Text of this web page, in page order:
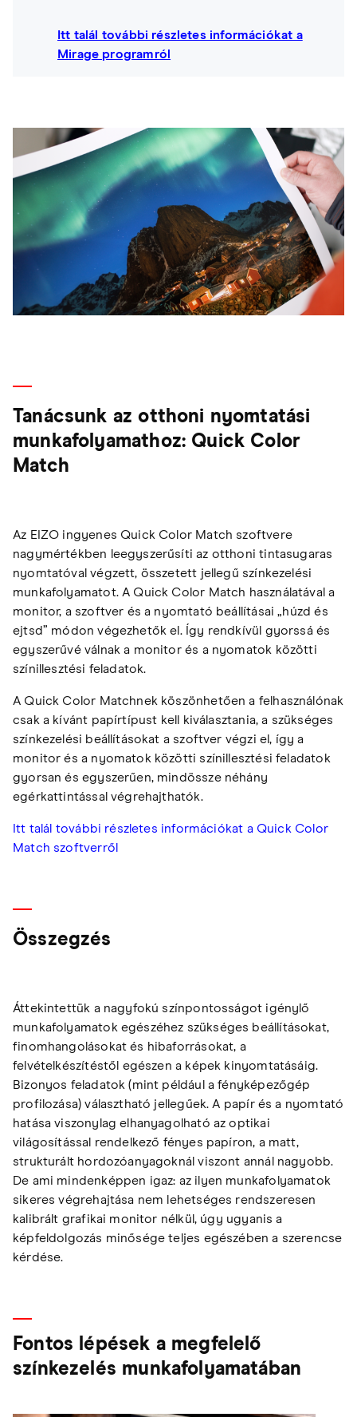
Itt talál további részletes információkat a
Mirage programról
Tanácsunk az otthoni nyomtatási
munkafolyamathoz: Quick Color
Match
Az EIZO ingyenes Quick Color Match szoftvere
nagymértékben leegyszerűsíti az otthoni tintasugaras
nyomtatóval végzett, összetett jellegű színkezelési
munkafolyamatot. A Quick Color Match használatával a
monitor, a szoftver és a nyomtató beállításai „húzd és
ejtsd” módon végezhetők el. Így rendkívül gyorssá és
egyszerűvé válnak a monitor és a nyomatok közötti
színillesztési feladatok.
A Quick Color Matchnek köszönhetően a felhasználónak
csak a kívánt papírtípust kell kiválasztania, a szükséges
színkezelési beállításokat a szoftver végzi el, így a
monitor és a nyomatok közötti színillesztési feladatok
gyorsan és egyszerűen, mindössze néhány
egérkattintással végrehajthatók.
Itt talál további részletes információkat a Quick Color
Match szoftverről
Összegzés
Áttekintettük a nagyfokú színpontosságot igénylő
munkafolyamatok egészéhez szükséges beállításokat,
finomhangolásokat és hibaforrásokat, a
felvételkészítéstől egészen a képek kinyomtatásáig.
Bizonyos feladatok (mint például a fényképezőgép
profilozása) választható jellegűek. A papír és a nyomtató
hatása viszonylag elhanyagolható az optikai
világosítással rendelkező fényes papíron, a matt,
strukturált hordozóanyagoknál viszont annál nagyobb.
De ami mindenképpen igaz: az ilyen munkafolyamatok
sikeres végrehajtása nem lehetséges rendszeresen
kalibrált grafikai monitor nélkül, úgy ugyanis a
képfeldolgozás minősége teljes egészében a szerencse
kérdése.
Fontos lépések a megfelelő
színkezelés munkafolyamatában